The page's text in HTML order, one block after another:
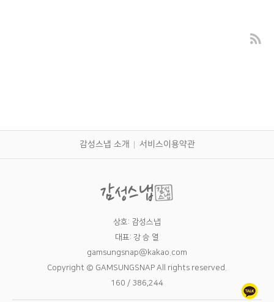
감성스냅 소개 서비스이용약관
상호: 감성스냅
대표: 강 승 열
gamsungsnap@kakao.com
Copyright © GAMSUNGSNAP All rights reserved.
160 / 386,244